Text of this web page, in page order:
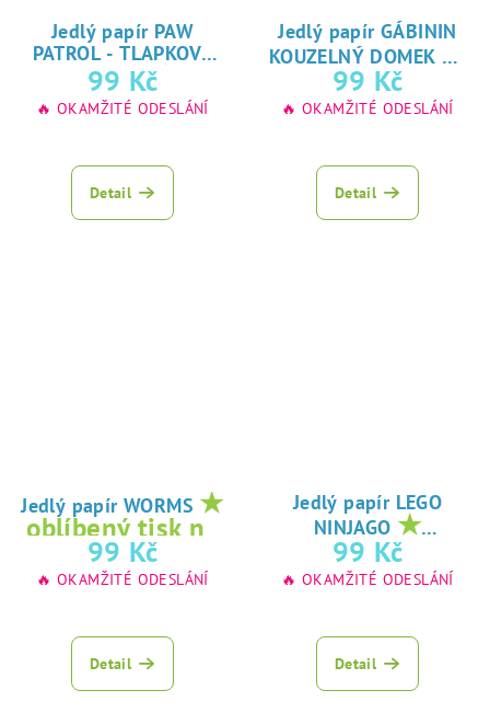
Jedlý papír PAW
PATROL - TLAPKOVÁ
PATROLA★
oblíbený tisk na
jedlý papír
99 Kč
🔥 OKAMŽITÉ ODESLÁNÍ
Detail
Jedlý papír GÁBININ
KOUZELNÝ DOMEK ★
oblíbený tisk na
jedlý papír
99 Kč
🔥 OKAMŽITÉ ODESLÁNÍ
Detail
Jedlý papír WORMS ★
oblíbený tisk na
jedlý papír
99 Kč
🔥 OKAMŽITÉ ODESLÁNÍ
Detail
Jedlý papír LEGO
NINJAGO ★
oblíbený tisk na
jedlý papír
99 Kč
🔥 OKAMŽITÉ ODESLÁNÍ
Detail